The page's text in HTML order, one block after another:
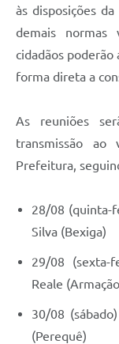
às disposições
demais normas
cidadãos poderão
forma direta a
As reuniões
transmissão ao
Prefeitura,
28/08 (quinta-
Silva (Bexiga)
29/08 (sexta-
Reale
30/08
(Perequê)